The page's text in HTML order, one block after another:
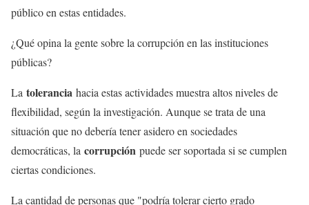
público en estas entidades.
¿Qué opina la gente sobre la corrupción en las instituciones
públicas?
La tolerancia hacia estas actividades muestra altos niveles de
flexibilidad, según la investigación. Aunque se trata de una
situación que no debería tener asidero en sociedades
democráticas, la corrupción puede ser soportada si se cumplen
ciertas condiciones.
La cantidad de personas que "podría tolerar cierto grado